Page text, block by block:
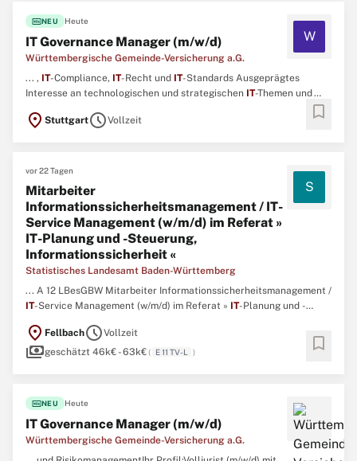
fiber_newNEU Heute
IT Governance Manager (m/w/d)
Württembergische Gemeinde-Versicherung a.G.
W
... , IT-Compliance, IT-Recht und IT-Standards Ausgeprägtes
Interesse an technologischen und strategischen IT-Themen und
-technischen Sachverhalten auf Konzeptions-,
Architektur- und Betriebsebene sowie die Fähigkeit, Verbindungen
location_on StuttgartscheduleVollzeit bookmark
vor 22 Tagen
Mitarbeiter
Informationssicherheitsmanagement / IT-
Service Management (w/m/d) im Referat »
IT-Planung und -Steuerung,
Informationssicherheit «
Statistisches Landesamt Baden-Württemberg
S
... A 12 LBesGBW Mitarbeiter Informationssicherheitsmanagement /
IT-Service Management (w/m/d) im Referat » IT-Planung und -
(Kennziffer 2626) Zahlen schaffen Wissen: Als größter
Informationsdienstleister des Landes Baden-Württemberg erheben
location_on FellbachscheduleVollzeit
paymentsgeschätzt 46k€ - 63k€( E 11 TV-L ) bookmark
fiber_newNEU Heute
IT Governance Manager (m/w/d)
Württembergische Gemeinde-Versicherung a.G.